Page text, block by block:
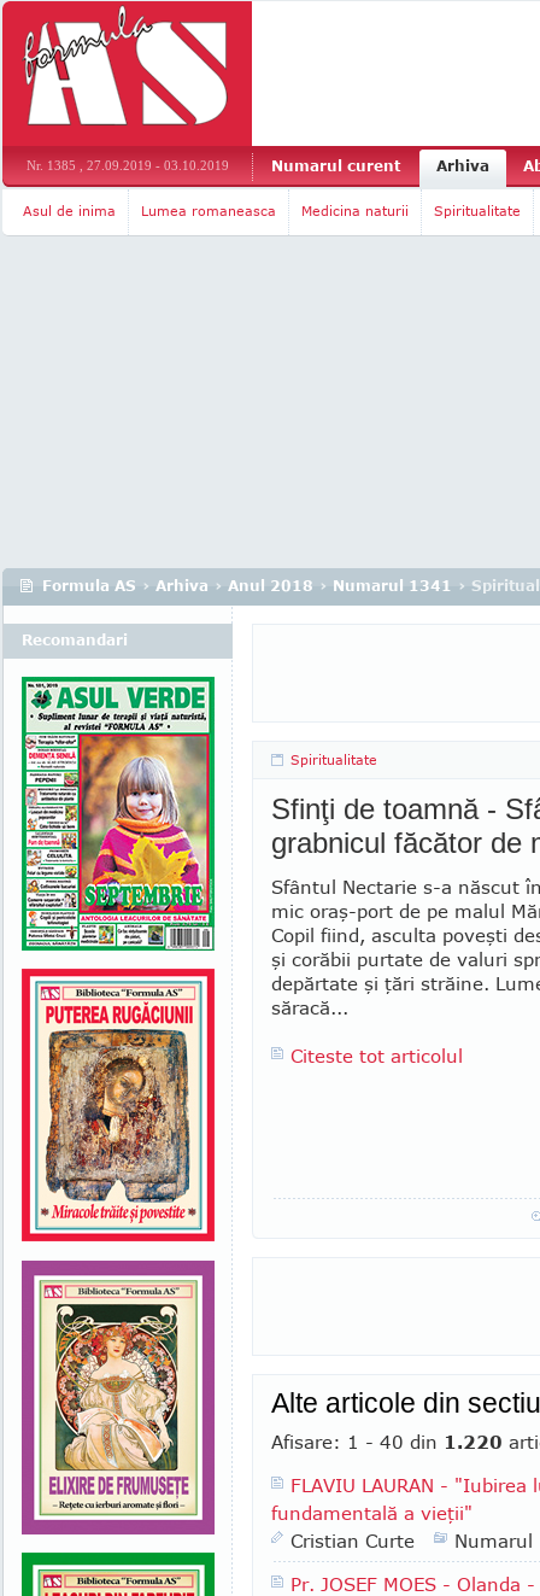
Nr. 1385 , 27.09.2019 - 03.10.2019 Numarul curent Arhiva
Asul de inima Lumea romaneasca Medicina naturii Spiritualitate
Formula AS › Arhiva › Anul 2018 › Numarul 1341 ›
Spiritualitate
Sfinţi de toamnă -
grabnicul făcător de
Sfântul Nectarie s-a născut
mic oraş-port de pe malul
Copil fiind, asculta poveşti
şi corăbii purtate de valuri
depărtate şi ţări străine.
săracă...
Citeste tot articolul
Alte articole din
Afisare: 1 - 40 din 1.220
FLAVIU LAURAN -
fundamentală a vieţii"
Cristian Curte
Numarul
Pr. JOSEF MOES -
Recomandari